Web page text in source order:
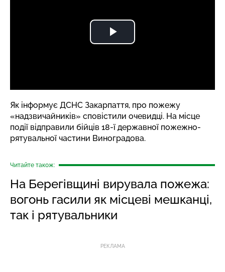
Як інформує ДСНС Закарпаття, про пожежу
«надзвичайників» сповістили очевидці. На місце
події відправили бійців 18-ї державної пожежно-
рятувальної частини Виноградова.
Читайте також:
На Берегівщині вирувала пожежа:
вогонь гасили як місцеві мешканці,
так і рятувальники
РЕКЛАМА